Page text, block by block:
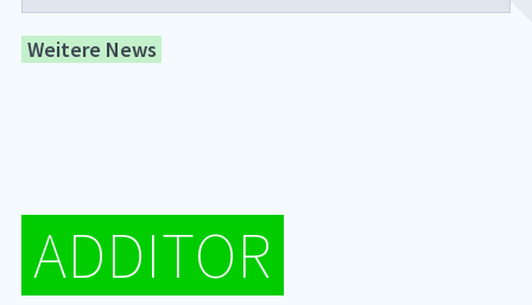
Weitere News
AD­DI­TOR